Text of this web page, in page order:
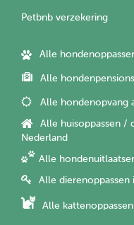
Petbnb verzekering
Alle
Alle
Alle hondenopvang
Alle huisoppassen /
Nederland
Alle
Alle dierenoppassen
Alle